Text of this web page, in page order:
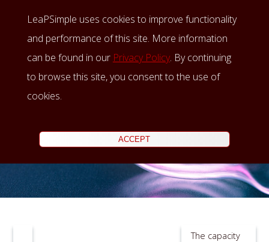
LeaPSimple uses cookies to improve functionality
and performance of this site. More information
can be found in our Privacy Policy. By continuing
to browse this site, you consent to the use of
cookies.
ACCEPT
Insights
The capacity